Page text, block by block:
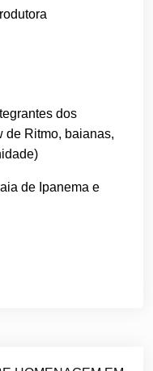
dos
de Ritmo, baianas,
de Ipanema e